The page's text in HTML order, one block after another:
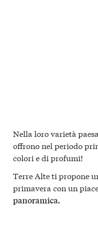
Nella loro varietà
offrono nel periodo
colori e di profumi!
Terre Alte ti propone
primavera con un
panoramica.